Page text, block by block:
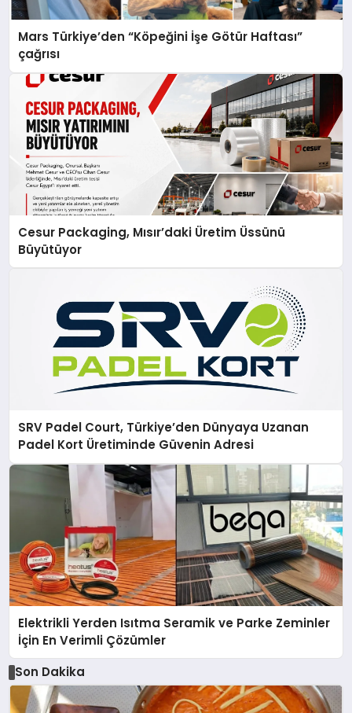
Mars Türkiye’den “Köpeğini İşe Götür Haftası”
çağrısı
Cesur Packaging, Mısır’daki Üretim Üssünü
Büyütüyor
SRV Padel Court, Türkiye’den Dünyaya Uzanan
Padel Kort Üretiminde Güvenin Adresi
Elektrikli Yerden Isıtma Seramik ve Parke Zeminler
İçin En Verimli Çözümler
Son Dakika